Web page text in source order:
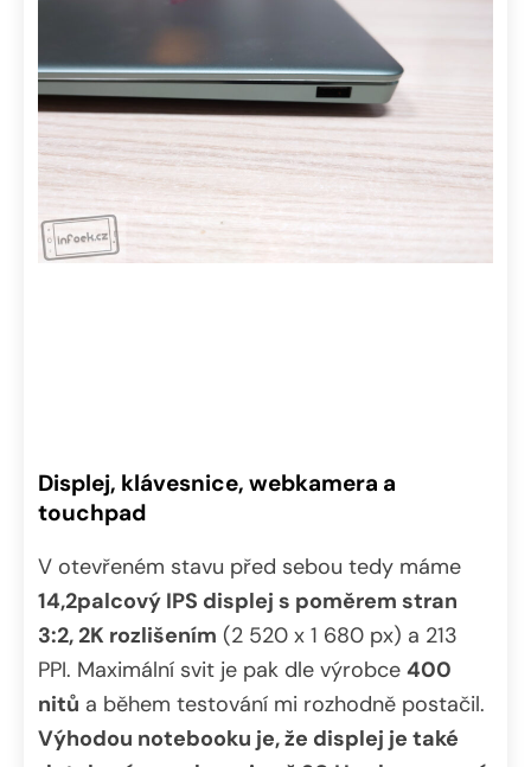
Displej, klávesnice, webkamera a
touchpad
V otevřeném stavu před sebou tedy máme
14,2palcový IPS displej s poměrem stran
3:2, 2K rozlišením (2 520 x 1 680 px) a 213
PPI. Maximální svit je pak dle výrobce 400
nitů a během testování mi rozhodně postačil.
Výhodou notebooku je, že displej je také